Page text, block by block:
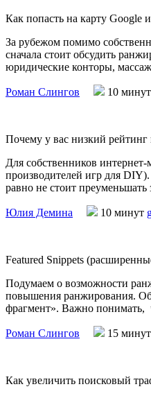
Как попасть на карту Google
За рубежом помимо
сначала стоит обсудить
юридические конторы,
Роман Слингов 10 минут
Почему у вас низкий
Для собственников
производителей игр для
равно не стоит
Юлия Демина 10 минут
Featured Snippets
Подумаем о возможности
повышения ранжирования.
фрагмент». Важно понимать,
Роман Слингов 15 минут
Как увеличить поисковый